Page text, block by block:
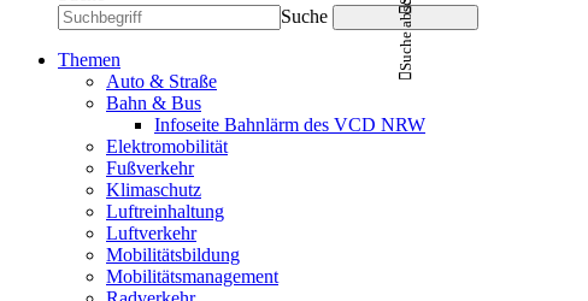
Suche
Themen
Auto & Straße
Bahn & Bus
Infoseite Bahnlärm des VCD NRW
Elektromobilität
Fußverkehr
Klimaschutz
Luftreinhaltung
Luftverkehr
Mobilitätsbildung
Mobilitätsmanagement